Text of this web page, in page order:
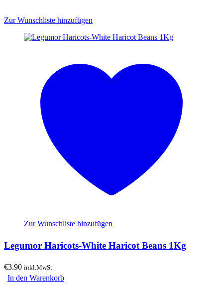
Zur Wunschliste hinzufügen
Zur Wunschliste hinzufügen
Legumor Haricots-White Haricot Beans 1Kg
€3.90 inkl.MwSt
In den Warenkorb